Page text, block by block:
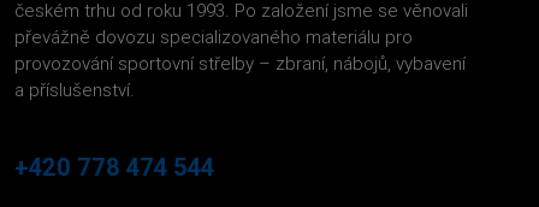
českém trhu od roku 1993. Po založení jsme se věnovali
převážně dovozu specializovaného materiálu pro
provozování sportovní střelby – zbraní, nábojů, vybavení
a příslušenství.
+420 778 474 544